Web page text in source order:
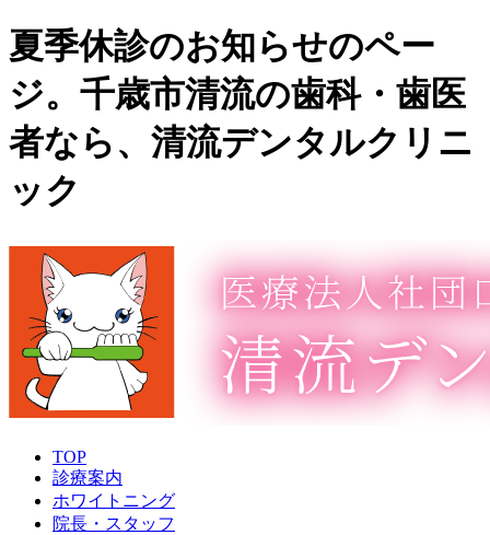
夏季休診のお知らせのペー
ジ。千歳市清流の歯科・歯医
者なら、清流デンタルクリニ
ック
TOP
診療案内
ホワイトニング
院長・スタッフ